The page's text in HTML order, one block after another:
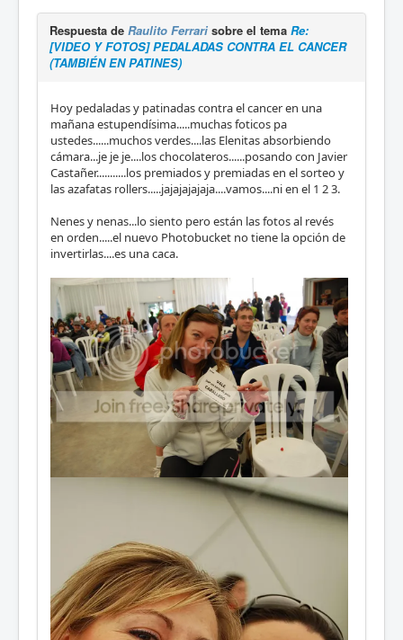
Respuesta de Raulito Ferrari sobre el tema Re:
[VIDEO Y FOTOS] PEDALADAS CONTRA EL CANCER
(TAMBIÉN EN PATINES)
Hoy pedaladas y patinadas contra el cancer en una
mañana estupendísima.....muchas foticos pa
ustedes......muchos verdes....las Elenitas absorbiendo
cámara...je je je....los chocolateros......posando con Javier
Castañer...........los premiados y premiadas en el sorteo y
las azafatas rollers.....jajajajajaja....vamos....ni en el 1 2 3.
Nenes y nenas...lo siento pero están las fotos al revés
en orden.....el nuevo Photobucket no tiene la opción de
invertirlas....es una caca.